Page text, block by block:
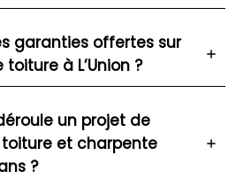
garanties offertes sur
à L’Union ?
un projet de
et charpente
?